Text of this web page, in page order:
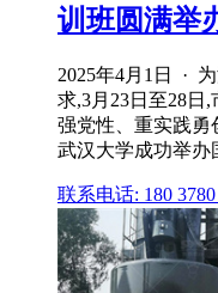
训班圆满举
2025年4月1日 ·
求,3月23日至28日
强党性、重实践勇
武汉大学成功举办
联系电话: 180 3780